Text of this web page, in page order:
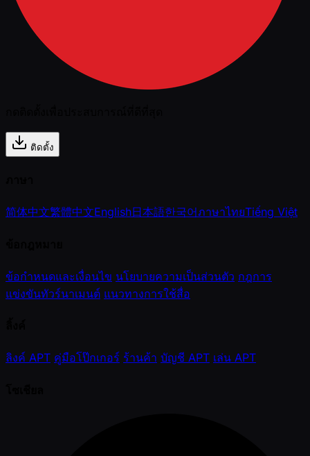
ติดตั้ง
简体中文繁體中文English日本語한국어ภาษาไทยTiếng Việt
ข้อกำหนดและเงื่อนไข นโยบายความเป็นส่วนตัว กฎการ
แข่งขันทัวร์นาเมนต์ แนวทางการใช้สื่อ
ลิงค์ APT คู่มือโป๊กเกอร์ ร้านค้า บัญชี APT เล่น APT